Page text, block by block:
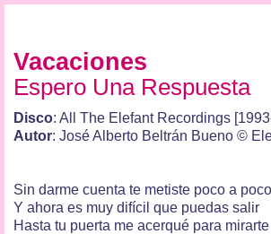
Vacaciones
Espero Una Respuesta
Disco: All The Elefant Recordings
Autor: José Alberto Beltrán Bueno ©
Sin darme cuenta te metiste poco a
Y ahora es muy difícil que puedas salir
Hasta tu puerta me acerqué para